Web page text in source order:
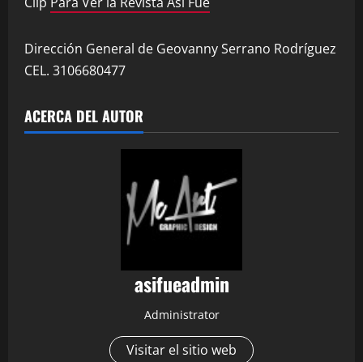
Dirección General de Geovanny Serrano Rodríguez
CEL. 3106680477
ACERCA DEL AUTOR
asifueadmin
Administrator
Visitar el sitio web